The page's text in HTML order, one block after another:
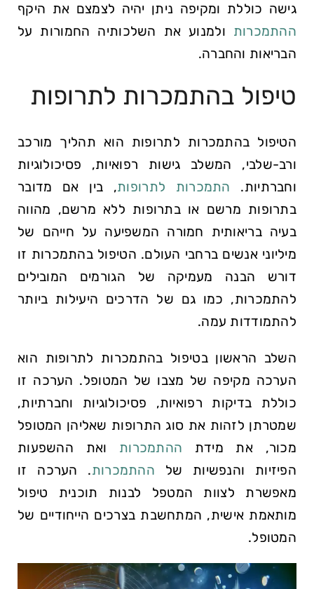
גישה כוללת ומקיפה ניתן יהיה לצמצם את היקף
ההתמכרות ולמנוע את השלכותיה החמורות על
הבריאות והחברה.
טיפול בהתמכרות לתרופות
הטיפול בהתמכרות לתרופות הוא תהליך מורכב
ורב-שלבי, המשלב גישות רפואיות, פסיכולוגיות
וחברתיות. התמכרות לתרופות, בין אם מדובר
בתרופות מרשם או בתרופות ללא מרשם, מהווה
בעיה בריאותית חמורה המשפיעה על חייהם של
מיליוני אנשים ברחבי העולם. הטיפול בהתמכרות זו
דורש הבנה מעמיקה של הגורמים המובילים
להתמכרות, כמו גם של הדרכים היעילות ביותר
להתמודדות עמה.
השלב הראשון בטיפול בהתמכרות לתרופות הוא
הערכה מקיפה של מצבו של המטופל. הערכה זו
כוללת בדיקות רפואיות, פסיכולוגיות וחברתיות,
שמטרתן לזהות את סוג התרופות שאליהן המטופל
מכור, את מידת ההתמכרות ואת ההשפעות
הפיזיות והנפשיות של ההתמכרות. הערכה זו
מאפשרת לצוות המטפל לבנות תוכנית טיפול
מותאמת אישית, המתחשבת בצרכים הייחודיים של
המטופל.